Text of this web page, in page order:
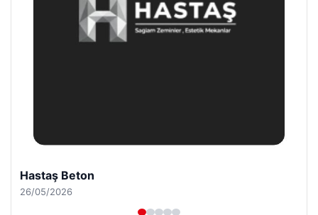
Enes Kaplan Avukatlık Bürosu
28/04/2026